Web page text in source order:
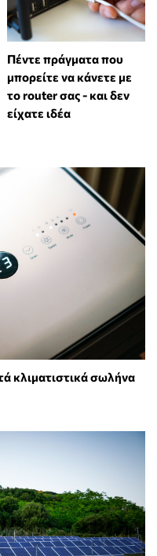
Πέντε πράγματα που
μπορείτε να κάνετε με
το router σας - και δεν
είχατε ιδέα
κλιματιστικά σωλήνα